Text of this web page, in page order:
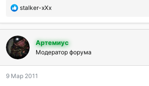
П
б
а
г
о
а
stalker-xXx
Артемиус
Модератор форума
9 Мар 2011